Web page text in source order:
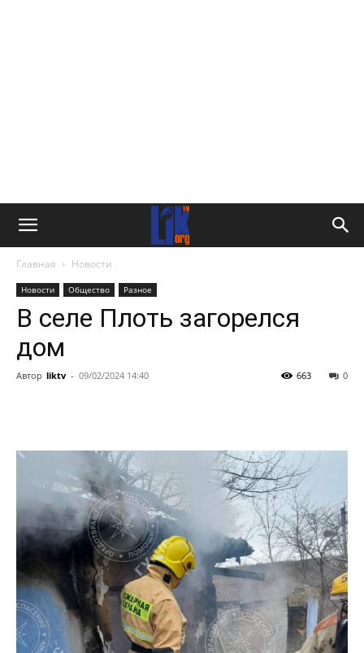
Главная Новости
Новости Общество Разное
В селе Плоть загорелся
дом
Автор liktv - 09/02/2024 14:40 0
663